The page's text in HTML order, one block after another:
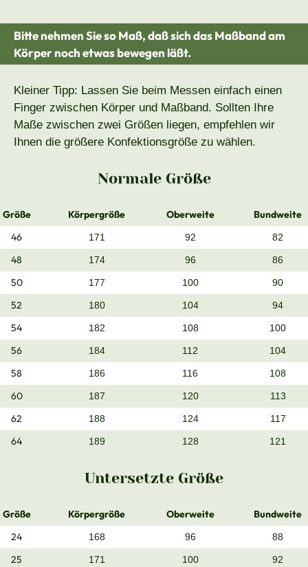
Bitte nehmen Sie so Maß, daß sich das Maßband am
Körper noch etwas bewegen läßt.
Kleiner Tipp: Lassen Sie beim Messen einfach einen
Finger zwischen Körper und Maßband. Sollten Ihre
Maße zwischen zwei Größen liegen, empfehlen wir
Ihnen die größere Konfektionsgröße zu wählen.
Normale Größe
Größe Körpergröße Oberweite
Bundweite
46
171 92 82
48 174 96 86
50 177 100 90
52 180 104 94
54 182 108 100
56 184 112 104
58 186 116 108
60 187 120 113
62 188 124 117
64 189 128 121
Untersetzte Größe
Größe Körpergröße Oberweite
Bundweite
24
168 96 88
25 171 100 92